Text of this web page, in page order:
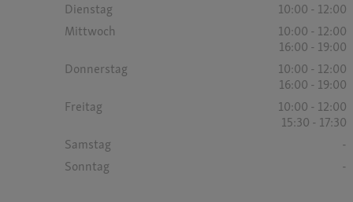
Dienstag
10:00 - 12:00
Mittwoch
10:00 - 12:00
16:00 - 19:00
Donnerstag
10:00 - 12:00
16:00 - 19:00
Freitag
10:00 - 12:00
15:30 - 17:30
Samstag
-
Sonntag
-